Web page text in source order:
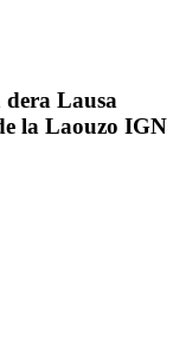
Lausa
la Laouzo IGN